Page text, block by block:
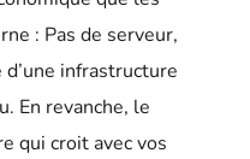
: Pas de serveur,
infrastructure
En revanche, le
qui croit avec vos